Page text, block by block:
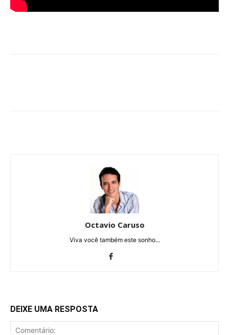
Octavio Caruso
Viva você também este sonho...
DEIXE UMA RESPOSTA